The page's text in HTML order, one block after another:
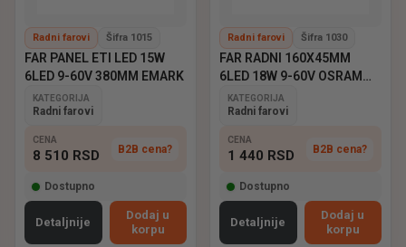
Radni farovi Šifra 1015
FAR PANEL ETI LED 15W
6LED 9-60V 380MM EMARK
KATEGORIJA
Radni farovi
CENA
8 510 RSD B2B cena?
Dostupno
Detaljnije
Dodaj u
korpu
Radni farovi Šifra 1030
FAR RADNI 160X45MM
6LED 18W 9-60V OSRAM
EMARK
KATEGORIJA
Radni farovi
CENA
1 440 RSD B2B cena?
Dostupno
Detaljnije
Dodaj u
korpu